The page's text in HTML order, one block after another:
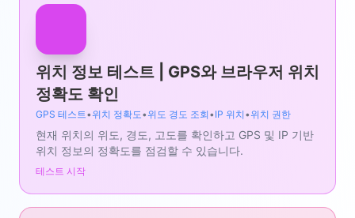
위치 정보 테스트 | GPS와 브라우저 위치
정확도 확인
GPS 테스트•위치 정확도•위도 경도 조회 •IP 위치 •위치 권한
현재 위치의 위도, 경도, 고도를 확인하고 GPS 및 IP 기반
위치 정보의 정확도를 점검할 수 있습니다.
테스트 시작